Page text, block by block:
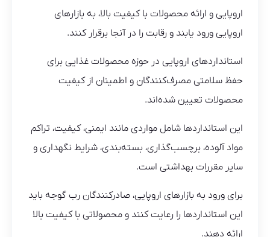
اروپایی و ارائه محصولات با کیفیت بالا، به بازارهای
اروپایی ورود یابند و رقابت را در آنجا برقرار کنند.
استانداردهای اروپایی در حوزه محصولات غذایی برای
حفظ سلامتی مصرف‌کنندگان و اطمینان از کیفیت
محصولات تعیین شده‌اند.
این استانداردها شامل مواردی مانند ایمنی، کیفیت، تراکم
مواد آلوده، برچسب‌گذاری، بسته‌بندی، شرایط نگهداری و
سایر مقررات بهداشتی است.
برای ورود به بازارهای اروپایی، صادرکنندگان رب گوجه باید
این استانداردها را رعایت کنند و محصولاتی با کیفیت بالا
ارائه دهند.